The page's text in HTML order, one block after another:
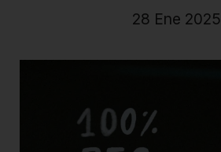
Camiseta
Leggings
Lista de deseos
Mi cuenta
28 Ene 2025